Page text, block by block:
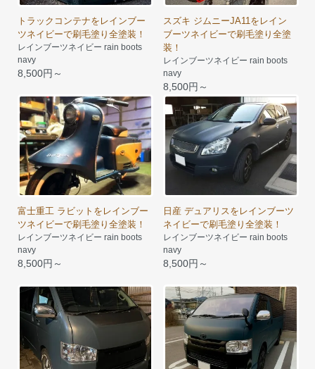
トラックコンテナをレインブー
ツネイビーで刷毛塗り全塗装！
レインブーツネイビー rain boots
navy
8,500円～
スズキ ジムニーJA11をレイン
ブーツネイビーで刷毛塗り全塗
装！
レインブーツネイビー rain boots
navy
8,500円～
富士重工 ラビットをレインブー
ツネイビーで刷毛塗り全塗装！
レインブーツネイビー rain boots
navy
8,500円～
日産 デュアリスをレインブーツ
ネイビーで刷毛塗り全塗装！
レインブーツネイビー rain boots
navy
8,500円～